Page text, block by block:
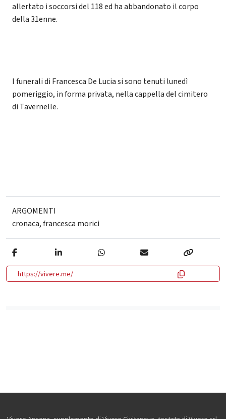
allertato i soccorsi del 118 ed ha abbandonato il corpo
della 31enne.
I funerali di Francesca De Lucia si sono tenuti lunedì
pomeriggio, in forma privata, nella cappella del cimitero
di Tavernelle.
ARGOMENTI
cronaca,francesca morici
https://vivere.me/